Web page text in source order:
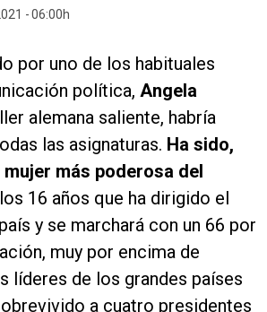
06:00h
por uno de los habituales
política, Angela
alemana saliente, habría
las asignaturas. Ha sido,
más poderosa del
16 años que ha dirigido el
y se marchará con un 66 por
muy por encima de
líderes de los grandes países
a cuatro presidentes